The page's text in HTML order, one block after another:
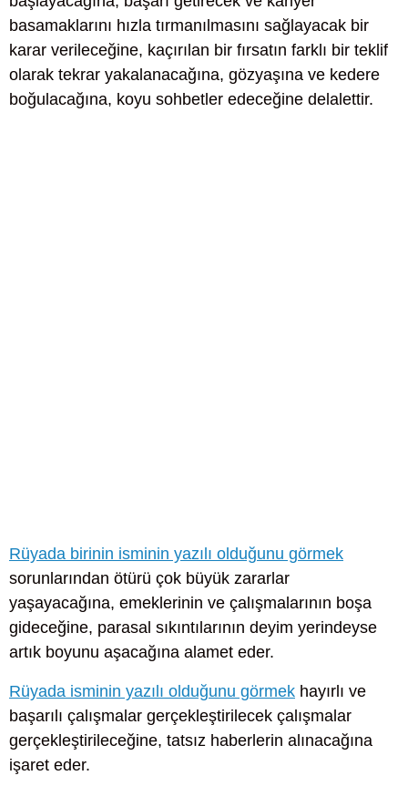
basamaklarını hızla tırmanılmasını sağlayacak bir
karar verileceğine, kaçırılan bir fırsatın farklı bir teklif
olarak tekrar yakalanacağına, gözyaşına ve kedere
boğulacağına, koyu sohbetler edeceğine delalettir.
Rüyada birinin isminin yazılı olduğunu görmek
sorunlarından ötürü çok büyük zararlar
yaşayacağına, emeklerinin ve çalışmalarının boşa
gideceğine, parasal sıkıntılarının deyim yerindeyse
artık boyunu aşacağına alamet eder.
Rüyada isminin yazılı olduğunu görmek hayırlı ve
başarılı çalışmalar gerçekleştirilecek çalışmalar
gerçekleştirileceğine, tatsız haberlerin alınacağına
işaret eder.